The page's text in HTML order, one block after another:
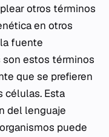
otros términos
en otros
fuente
son estos términos
que se prefieren
células. Esta
del lenguaje
puede